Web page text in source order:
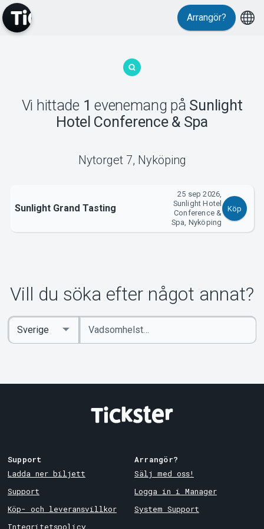
MyTickster
Support
Om Tickster
Arrangör?
Vi hittade 1 evenemang på Sunlight
Hotel Conference & Spa
Nytorget 7, Nyköping
Sunlight Grand Tasting
25 sep 2026,
Sunlight Hotel
Conference &
Spa, Nyköping
Köp
Vill du söka efter något annat?
Ange
sökord
Select
Country
Support
Ladda ner biljett
Support
Köp- och leveransvillkor
Integritetspolicy
Arrangör?
Sälj med oss!
Logga in i Manager
System Support